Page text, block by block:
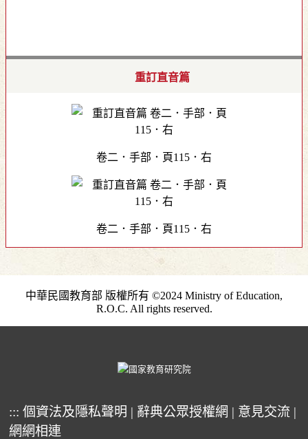
重訂直音篇
卷二．手部．頁115．右
卷二．手部．頁115．右
中華民國教育部 版權所有 ©2024 Ministry of Education,
R.O.C. All rights reserved.
::: 個資法及隱私聲明 | 辭典公眾授權網 | 意見交流 |
網網相連